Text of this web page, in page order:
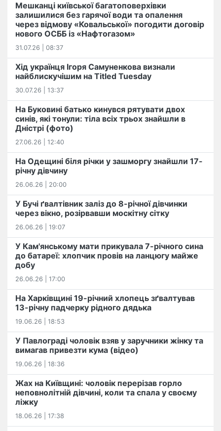
Мешканці київської багатоповерхівки
залишилися без гарячої води та опалення
через відмову «Ковальської» погодити договір
нового ОСББ із «Нафтогазом»
31.07.26 | 08:37
Хід українця Ігоря Самуненкова визнали
найблискучішим на Titled Tuesday
30.07.26 | 13:37
На Буковині батько кинувся рятувати двох
синів, які тонули: тіла всіх трьох знайшли в
Дністрі (фото)
27.06.26 | 12:40
На Одещині біля річки у зашморгу знайшли 17-
річну дівчину
26.06.26 | 20:00
У Бучі ґвалтівник заліз до 8-річної дівчинки
через вікно, розірвавши москітну сітку
26.06.26 | 19:07
У Кам'янському мати прикувала 7-річного сина
до батареї: хлопчик провів на ланцюгу майже
добу
26.06.26 | 17:00
На Харківщині 19-річний хлопець​ ️зґвалтував
13-річну падчерку рідного дядька
19.06.26 | 18:53
У Павлограді чоловік взяв у заручники жінку та
вимагав привезти кума (відео)
19.06.26 | 18:36
Жах на Київщині: чоловік перерізав горло
неповнолітній дівчині, коли та спала у своєму
ліжку
18.06.26 | 17:38